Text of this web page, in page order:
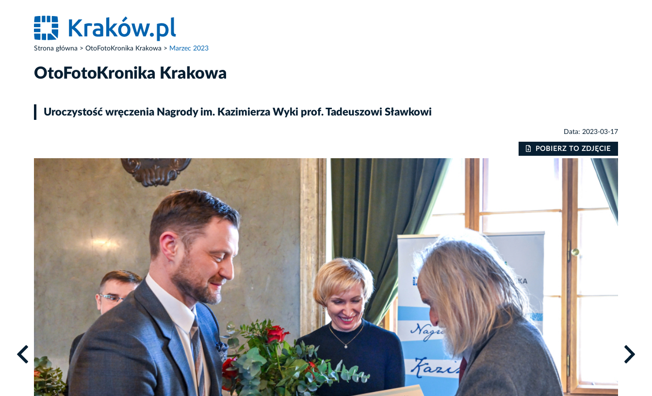
Strona główna OtoFotoKronika Krakowa Marzec 2023
OtoFotoKronika Krakowa
Uroczystość wręczenia Nagrody im. Kazimierza Wyki prof. Tadeuszowi Sławkowi
Data: 2023-03-17
POBIERZ TO ZDJĘCIE